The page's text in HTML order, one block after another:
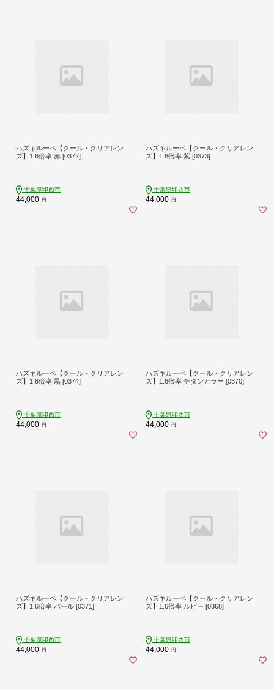
ハズキルーペ【クール・クリアレン
ズ】1.6倍率 赤 [0372]
千葉県印西市
44,000 円
ハズキルーペ【クール・クリアレン
ズ】1.6倍率 紫 [0373]
千葉県印西市
44,000 円
ハズキルーペ【クール・クリアレン
ズ】1.6倍率 黒 [0374]
千葉県印西市
44,000 円
ハズキルーペ【クール・クリアレン
ズ】1.6倍率 チタンカラー [0370]
千葉県印西市
44,000 円
ハズキルーペ【クール・クリアレン
ズ】1.6倍率 パール [0371]
千葉県印西市
44,000 円
ハズキルーペ【クール・クリアレン
ズ】1.6倍率 ルビー [0368]
千葉県印西市
44,000 円